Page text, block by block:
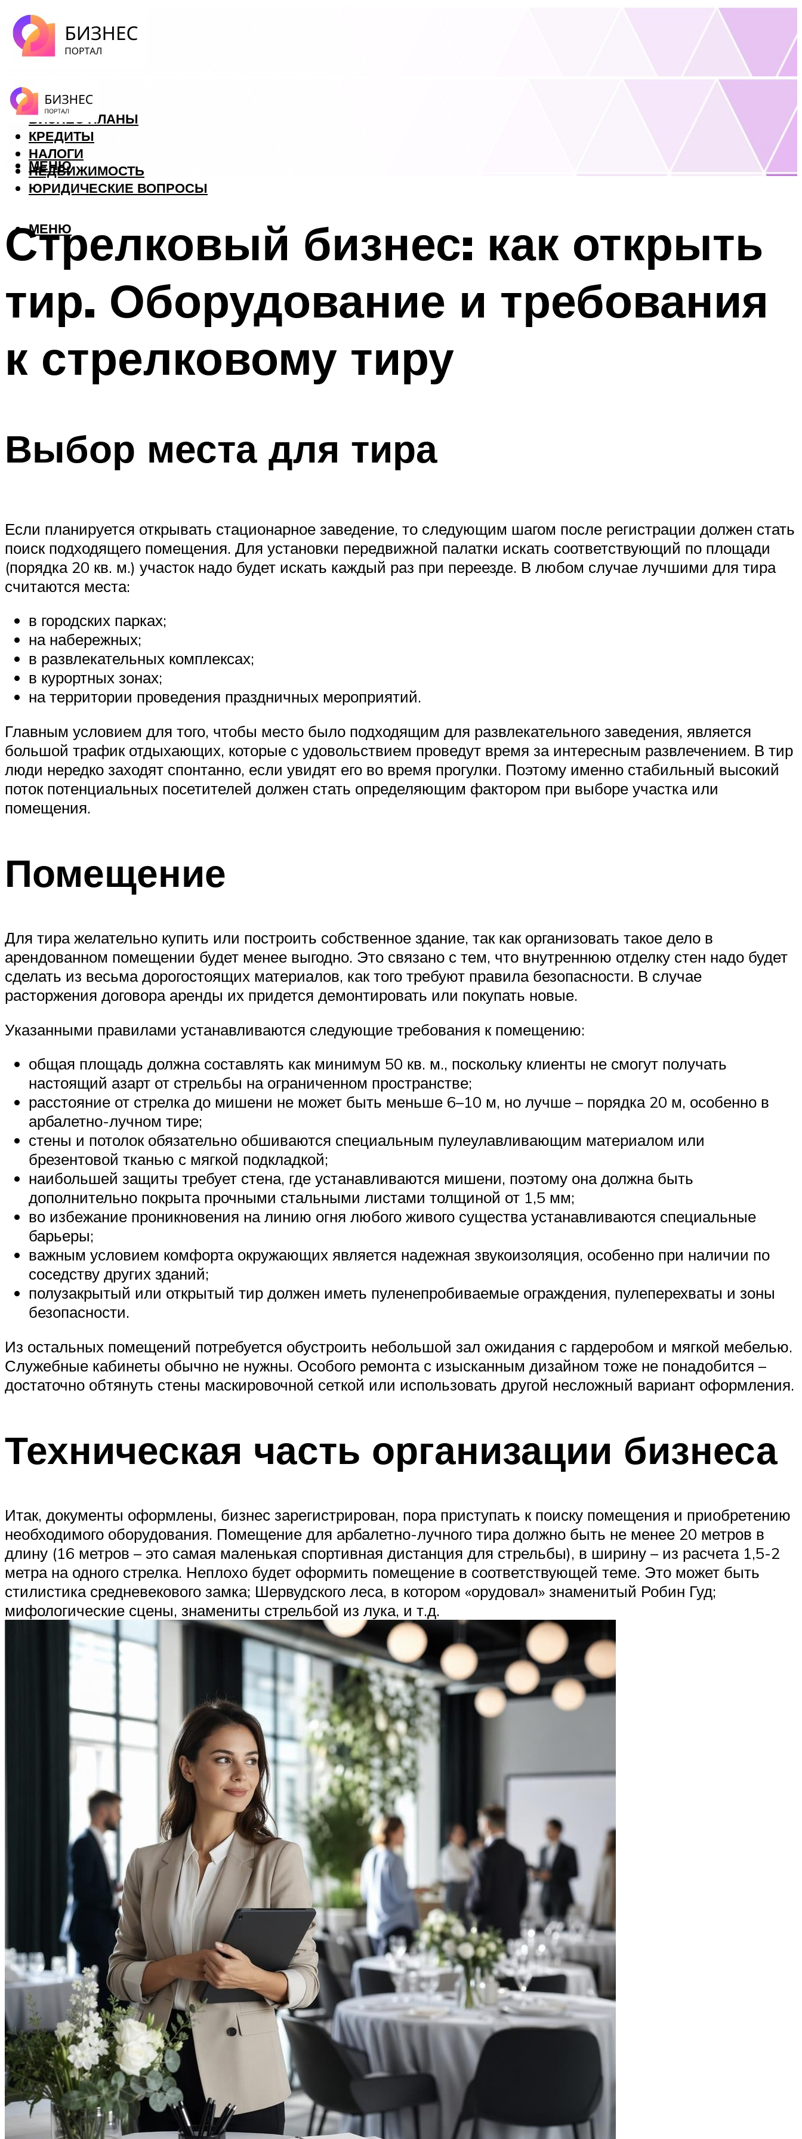
ФОРЕКС
БИЗНЕС ПЛАНЫ
КРЕДИТЫ
НАЛОГИ
НЕДВИЖИМОСТЬ
ЮРИДИЧЕСКИЕ ВОПРОСЫ
МЕНЮ
МЕНЮ
Стрелковый бизнес: как открыть
тир. Оборудование и требования
к стрелковому тиру
Выбор места для тира
Если планируется открывать стационарное заведение, то следующим шагом после регистрации должен стать
поиск подходящего помещения. Для установки передвижной палатки искать соответствующий по площади
(порядка 20 кв. м.) участок надо будет искать каждый раз при переезде. В любом случае лучшими для тира
считаются места:
в городских парках;
на набережных;
в развлекательных комплексах;
в курортных зонах;
на территории проведения праздничных мероприятий.
Главным условием для того, чтобы место было подходящим для развлекательного заведения, является
большой трафик отдыхающих, которые с удовольствием проведут время за интересным развлечением. В тир
люди нередко заходят спонтанно, если увидят его во время прогулки. Поэтому именно стабильный высокий
поток потенциальных посетителей должен стать определяющим фактором при выборе участка или
помещения.
Помещение
Для тира желательно купить или построить собственное здание, так как организовать такое дело в
арендованном помещении будет менее выгодно. Это связано с тем, что внутреннюю отделку стен надо будет
сделать из весьма дорогостоящих материалов, как того требуют правила безопасности. В случае
расторжения договора аренды их придется демонтировать или покупать новые.
Указанными правилами устанавливаются следующие требования к помещению:
общая площадь должна составлять как минимум 50 кв. м., поскольку клиенты не смогут получать
настоящий азарт от стрельбы на ограниченном пространстве;
расстояние от стрелка до мишени не может быть меньше 6–10 м, но лучше – порядка 20 м, особенно в
арбалетно-лучном тире;
стены и потолок обязательно обшиваются специальным пулеулавливающим материалом или
брезентовой тканью с мягкой подкладкой;
наибольшей защиты требует стена, где устанавливаются мишени, поэтому она должна быть
дополнительно покрыта прочными стальными листами толщиной от 1,5 мм;
во избежание проникновения на линию огня любого живого существа устанавливаются специальные
барьеры;
важным условием комфорта окружающих является надежная звукоизоляция, особенно при наличии по
соседству других зданий;
полузакрытый или открытый тир должен иметь пуленепробиваемые ограждения, пулеперехваты и зоны
безопасности.
Из остальных помещений потребуется обустроить небольшой зал ожидания с гардеробом и мягкой мебелью.
Служебные кабинеты обычно не нужны. Особого ремонта с изысканным дизайном тоже не понадобится –
достаточно обтянуть стены маскировочной сеткой или использовать другой несложный вариант оформления.
Техническая часть организации бизнеса
Итак, документы оформлены, бизнес зарегистрирован, пора приступать к поиску помещения и приобретению
необходимого оборудования. Помещение для арбалетно-лучного тира должно быть не менее 20 метров в
длину (16 метров – это самая маленькая спортивная дистанция для стрельбы), в ширину – из расчета 1,5-2
метра на одного стрелка. Неплохо будет оформить помещение в соответствующей теме. Это может быть
стилистика средневекового замка; Шервудского леса, в котором «орудовал» знаменитый Робин Гуд;
мифологические сцены, знамениты стрельбой из лука, и т.д.